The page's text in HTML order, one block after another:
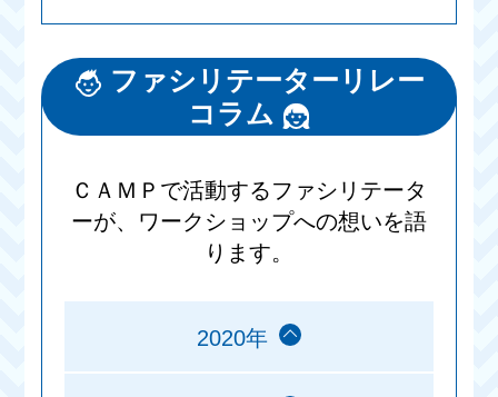
ファシリテーターリレー
コラム
ＣＡＭＰで活動するファシリテータ
ーが、ワークショップへの想いを語
ります。
2020年